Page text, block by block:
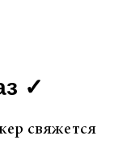
✓
свяжется